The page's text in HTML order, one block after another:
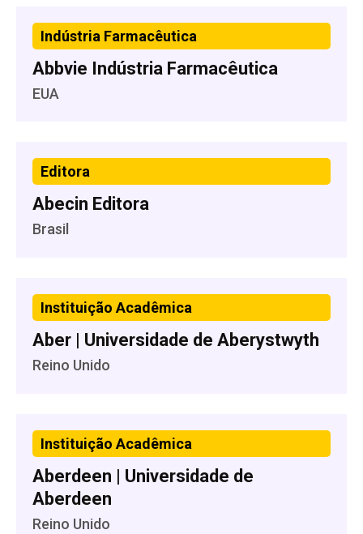
Indústria Farmacêutica
Abbvie Indústria Farmacêutica
EUA
Editora
Abecin Editora
Brasil
Instituição Acadêmica
Aber | Universidade de Aberystwyth
Reino Unido
Instituição Acadêmica
Aberdeen | Universidade de
Aberdeen
Reino Unido